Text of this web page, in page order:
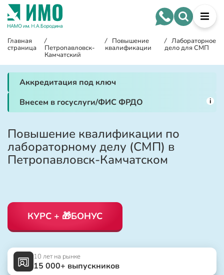
Главная
страница
/
Петропавловск-
Камчатский
/ Повышение
квалификации
/ Лабораторное
дело для СМП
Аккредитация под ключ
Внесем в госуслуги/ФИС ФРДО
i
Повышение квалификации по
лабораторному делу (СМП) в
Петропавловск-Камчатском
КУРС + 🎁БОНУС
10 лет на рынке
15 000+ выпускников